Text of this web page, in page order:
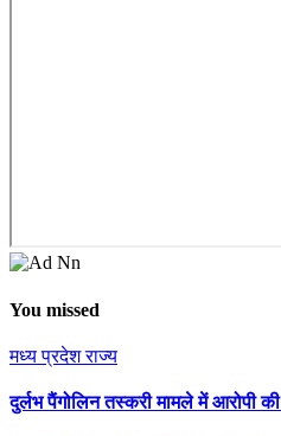
You missed
मध्य प्रदेशराज्य
दुर्लभ पैंगोलिन तस्करी मामले में आरोपी